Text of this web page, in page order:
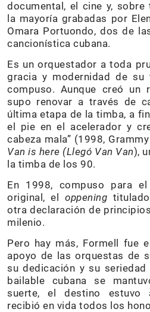
documental, el cine y, sobre
la mayoría grabadas por
Omara Portuondo, dos de
cancionística cubana.
Es un orquestador a toda
gracia y modernidad de
compuso. Aunque creó un
supo renovar a través de
última etapa de la timba, a
el pie en el acelerador y
cabeza mala” (1998,
Van is here (Llegó Van Van),
la timba de los 90.
En 1998, compuso para
original, eloppening
otra declaración de
milenio.
Pero hay más, Formell fue
apoyo de las orquestas de
su dedicación y su
bailable cubana se
suerte, el destino estuvo
recibió en vida todos los